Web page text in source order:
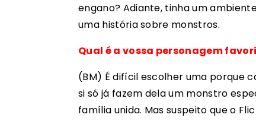
engano? Adiante, tinha um
uma história sobre monstros.
Qual é a vossa personagem
(BM) É difícil escolher uma porque
si só já fazem dela um monstro
família unida. Mas suspeito que o